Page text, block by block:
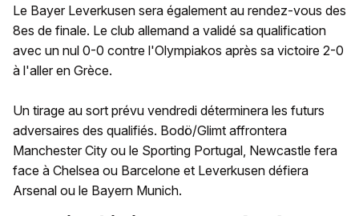
Le Bayer Leverkusen sera également au rendez-vous des
8es de finale. Le club allemand a validé sa qualification
avec un nul 0-0 contre l'Olympiakos après sa victoire 2-0
à l'aller en Grèce.
Un tirage au sort prévu vendredi déterminera les futurs
adversaires des qualifiés. Bodö/Glimt affrontera
Manchester City ou le Sporting Portugal, Newcastle fera
face à Chelsea ou Barcelone et Leverkusen défiera
Arsenal ou le Bayern Munich.